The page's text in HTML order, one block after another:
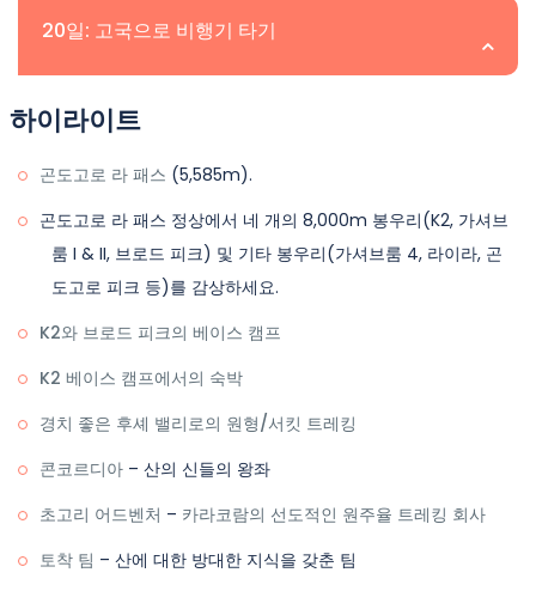
무리되며, 카라코람 산맥을 통한 모험적인 여정이 끝납니다.
참가자들은 아름다운 풍경과 도전적인 트레일의 기억을 안
고 수도로 돌아옵니다.
위치:Islamabad | 고도:540m
탐험할 수 있게 해줍니다. 또한, 비행기 취소 시 스카르두에
20일: 고국으로 비행기 타기
위치: | 고도:
이른 아침에 우리는 당신을 Islamabad International
하이라이트
곤도고로 라 패스 (5,585m).
곤도고로 라 패스 정상에서 네 개의 8,000m 봉우리(K2, 가셔브
룸 I & II, 브로드 피크) 및 기타 봉우리(가셔브룸 4, 라이라, 곤
도고로 피크 등)를 감상하세요.
K2와 브로드 피크의 베이스 캠프
K2 베이스 캠프에서의 숙박
경치 좋은 후셰 밸리로의 원형/서킷 트레킹
콘코르디아 – 산의 신들의 왕좌
초고리 어드벤처 – 카라코람의 선도적인 원주율 트레킹 회사
토착 팀 – 산에 대한 방대한 지식을 갖춘 팀